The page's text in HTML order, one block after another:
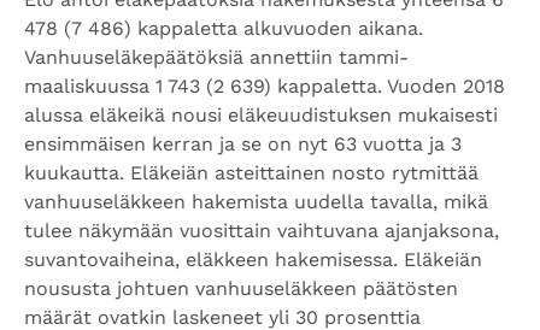
478 (7 486) kappaletta alkuvuoden aikana.
Vanhuuseläkepäätöksiä annettiin tammi-
maaliskuussa 1 743 (2 639) kappaletta. Vuoden 2018
alussa eläkeikä nousi eläkeuudistuksen mukaisesti
ensimmäisen kerran ja se on nyt 63 vuotta ja 3
kuukautta. Eläkeiän asteittainen nosto rytmittää
vanhuuseläkkeen hakemista uudella tavalla, mikä
tulee näkymään vuosittain vaihtuvana ajanjaksona,
suvantovaiheina, eläkkeen hakemisessa. Eläkeiän
noususta johtuen vanhuuseläkkeen päätösten
määrät ovatkin laskeneet yli 30 prosenttia